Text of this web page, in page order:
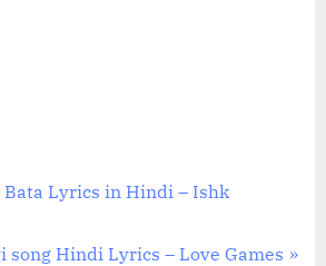
Bata Lyrics in Hindi – Ishk
song Hindi Lyrics – Love Games